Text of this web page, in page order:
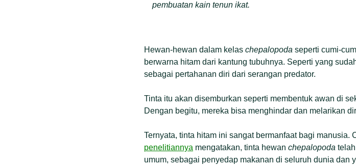
pembuatan kain tenun ikat.
Hewan-hewan dalam kelas chepalopoda seperti cumi-
berwarna hitam dari kantung tubuhnya. Seperti yang
sebagai pertahanan diri dari serangan predator.
Tinta itu akan disemburkan seperti membentuk awan di
Dengan begitu, mereka bisa menghindar dan melarikan
Ternyata, tinta hitam ini sangat bermanfaat bagi
penelitiannya mengatakan, tinta hewan chepalopoda
umum, sebagai penyedap makanan di seluruh dunia dan